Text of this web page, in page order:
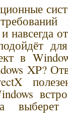
навсегда
в
XP?
выберет